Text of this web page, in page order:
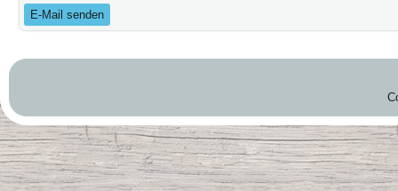
E-Mail senden